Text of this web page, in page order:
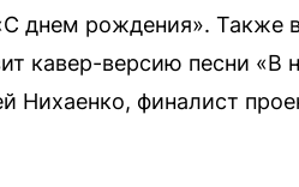
днем рождения». Также
кавер-версию песни «В
Нихаенко, финалист